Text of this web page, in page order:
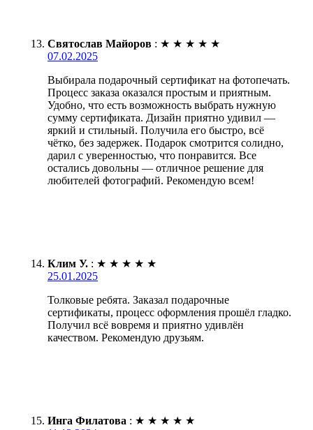
Святослав Майоров : ★ ★ ★ ★ ★
07.02.2025
Выбирала подарочный сертификат на фотопечать.
Процесс заказа оказался простым и приятным.
Удобно, что есть возможность выбрать нужную
сумму сертификата. Дизайн приятно удивил —
яркий и стильный. Получила его быстро, всё
чётко, без задержек. Подарок смотрится солидно,
дарил с уверенностью, что понравится. Все
остались довольны — отличное решение для
любителей фотографий. Рекомендую всем!
Клим У. : ★ ★ ★ ★ ★
25.01.2025
Толковые ребята. Заказал подарочные
сертификаты, процесс оформления прошёл гладко.
Получил всё вовремя и приятно удивлён
качеством. Рекомендую друзьям.
Инга Филатова : ★ ★ ★ ★ ★